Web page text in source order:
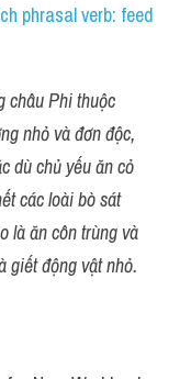
phrasal verb: feed
châu Phi thuộc
nhỏ và đơn độc,
dù chủ yếu ăn cỏ
các loài bò sát
là ăn côn trùng và
giết động vật nhỏ.